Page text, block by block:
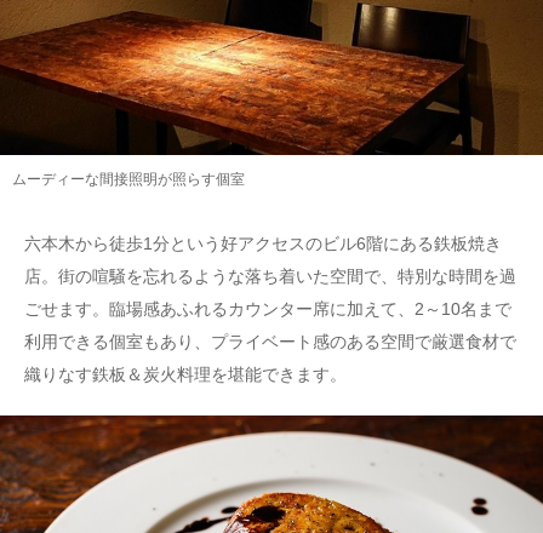
ムーディーな間接照明が照らす個室
六本木から徒歩1分という好アクセスのビル6階にある鉄板焼き
店。街の喧騒を忘れるような落ち着いた空間で、特別な時間を過
ごせます。臨場感あふれるカウンター席に加えて、2～10名まで
利用できる個室もあり、プライベート感のある空間で厳選食材で
織りなす鉄板＆炭火料理を堪能できます。